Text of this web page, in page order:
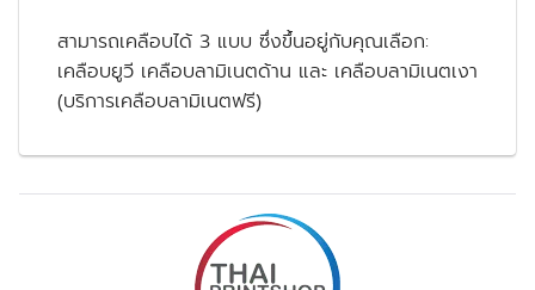
สามารถเคลือบได้ 3 แบบ ซึ่งขึ้นอยู่กับคุณเลือก:
เคลือบยูวี เคลือบลามิเนตด้าน และ เคลือบลามิเนตเงา
(บริการเคลือบลามิเนตฟรี)